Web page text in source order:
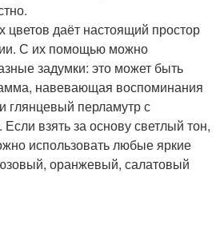
цветов даёт настоящий простор
С их помощью можно
задумки: это может быть
навевающая воспоминания
глянцевый перламутр с
взять за основу светлый тон,
использовать любые яркие
оранжевый, салатовый